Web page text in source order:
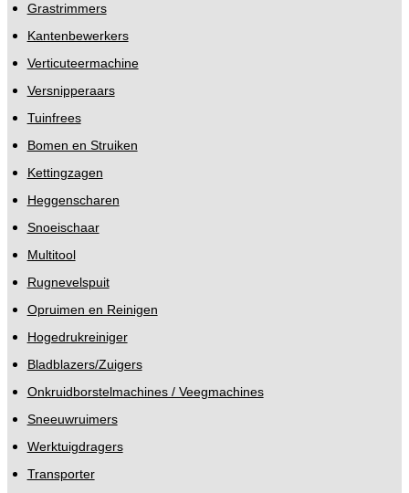
Grastrimmers
Kantenbewerkers
Verticuteermachine
Versnipperaars
Tuinfrees
Bomen en Struiken
Kettingzagen
Heggenscharen
Snoeischaar
Multitool
Rugnevelspuit
Opruimen en Reinigen
Hogedrukreiniger
Bladblazers/Zuigers
Onkruidborstelmachines / Veegmachines
Sneeuwruimers
Werktuigdragers
Transporter